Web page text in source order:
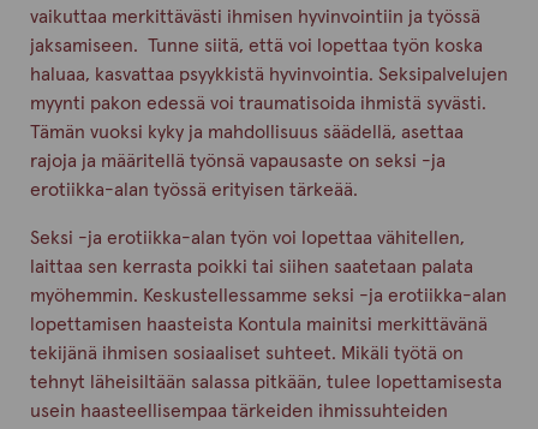
vaikuttaa merkittävästi ihmisen hyvinvointiin ja työssä
jaksamiseen. Tunne siitä, että voi lopettaa työn koska
haluaa, kasvattaa psyykkistä hyvinvointia. Seksipalvelujen
myynti pakon edessä voi traumatisoida ihmistä syvästi.
Tämän vuoksi kyky ja mahdollisuus säädellä, asettaa
rajoja ja määritellä työnsä vapausaste on seksi -ja
erotiikka-alan työssä erityisen tärkeää.
Seksi -ja erotiikka-alan työn voi lopettaa vähitellen,
laittaa sen kerrasta poikki tai siihen saatetaan palata
myöhemmin. Keskustellessamme seksi -ja erotiikka-alan
lopettamisen haasteista Kontula mainitsi merkittävänä
tekijänä ihmisen sosiaaliset suhteet. Mikäli työtä on
tehnyt läheisiltään salassa pitkään, tulee lopettamisesta
usein haasteellisempaa tärkeiden ihmissuhteiden